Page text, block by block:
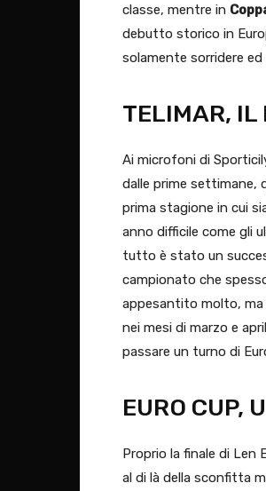
classe, mentre in
debutto storico in
solamente sorridere
TELIMAR, IL
Ai microfoni di
dalle prime settimane,
prima stagione in cui
anno difficile come gli
tutto è stato un
campionato che
appesantito molto,
nei mesi di marzo e
passare un turno di
EURO CUP,
Proprio la finale di Len
al di là della sconfitta